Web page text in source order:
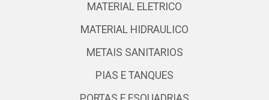
MATERIAL ELETRICO
MATERIAL HIDRAULICO
METAIS SANITARIOS
PIAS E TANQUES